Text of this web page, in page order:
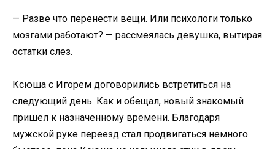
— Разве что перенести вещи. Или психологи только
мозгами работают? — рассмеялась девушка, вытирая
остатки слез.
Ксюша с Игорем договорились встретиться на
следующий день. Как и обещал, новый знакомый
пришел к назначенному времени. Благодаря
мужской руке переезд стал продвигаться немного